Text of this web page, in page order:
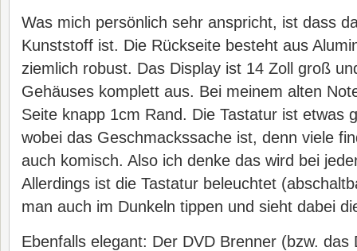
Was mich persönlich sehr anspricht, ist dass
Kunststoff ist. Die Rückseite besteht aus
ziemlich robust. Das Display ist 14 Zoll groß
Gehäuses komplett aus. Bei meinem alten
Seite knapp 1cm Rand. Die Tastatur ist etwas
wobei das Geschmackssache ist, denn viele
auch komisch. Also ich denke das wird bei
Allerdings ist die Tastatur beleuchtet
man auch im Dunkeln tippen und sieht dabei
Ebenfalls elegant: Der DVD Brenner (bzw. das